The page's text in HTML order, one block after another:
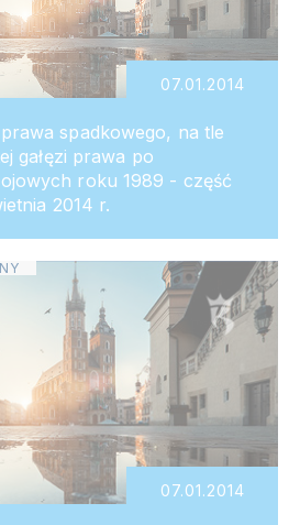
07.01.2014
spadkowego, na tle
gałęzi prawa po
roku 1989 - część
2014 r.
07.01.2014